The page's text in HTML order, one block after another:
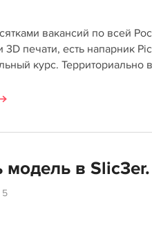
вакансий по всей
3D печати, есть напарник
курс.
модель в Slic3er.
5